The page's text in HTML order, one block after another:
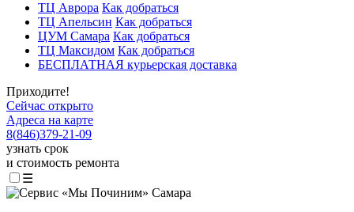
ТЦ Аврора Как добраться
ТЦ Апельсин Как добраться
ЦУМ Самара Как добраться
ТЦ Максидом Как добраться
БЕСПЛАТНАЯ курьерская доставка
Приходите!
Сейчас открыто
Адреса на карте
8(846)379-21-09
узнать срок
и стоимость ремонта
☰